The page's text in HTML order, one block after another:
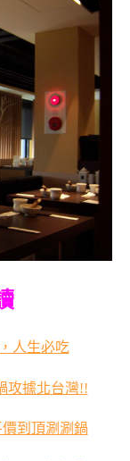
人生必吃
攻據北台灣!!
到頂涮涮鍋